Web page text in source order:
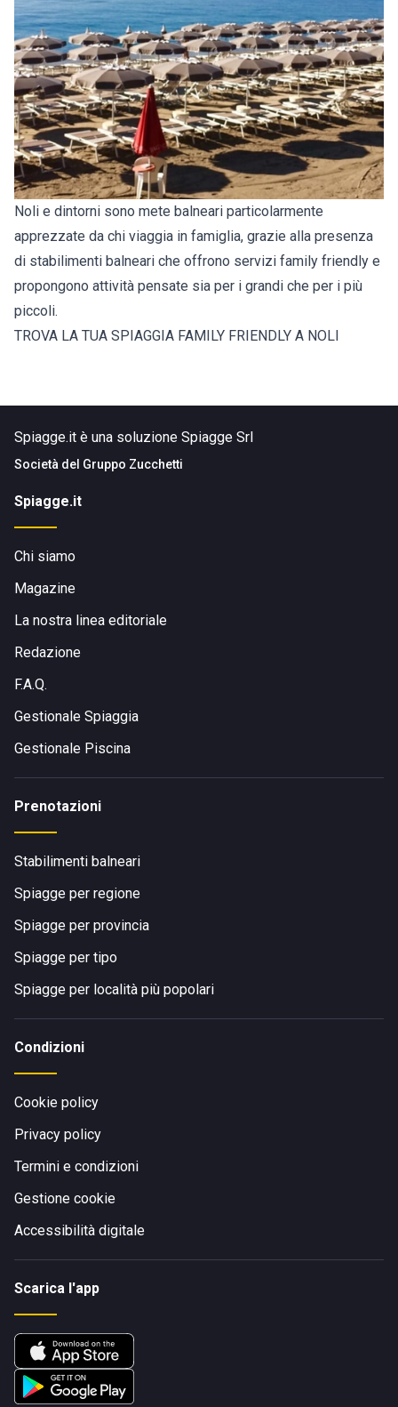
Noli e dintorni sono mete balneari particolarmente
apprezzate da chi viaggia in famiglia, grazie alla presenza
di stabilimenti balneari che offrono servizi family friendly e
propongono attività pensate sia per i grandi che per i più
piccoli.
TROVA LA TUA SPIAGGIA FAMILY FRIENDLY A NOLI
Spiagge.it è una soluzione Spiagge Srl
Società del Gruppo Zucchetti
Spiagge.it
Chi siamo
Magazine
La nostra linea editoriale
Redazione
F.A.Q.
Gestionale Spiaggia
Gestionale Piscina
Prenotazioni
Stabilimenti balneari
Spiagge per regione
Spiagge per provincia
Spiagge per tipo
Spiagge per località più popolari
Condizioni
Cookie policy
Privacy policy
Termini e condizioni
Gestione cookie
Accessibilità digitale
Scarica l'app